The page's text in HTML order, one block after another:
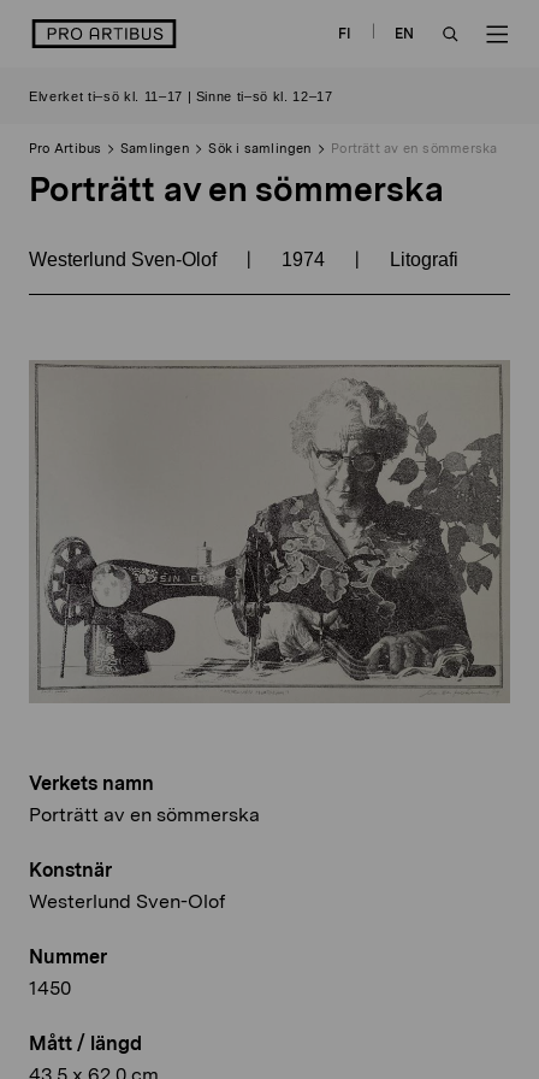
logo FI
EN
Elverket ti–sö kl. 11–17 | Sinne ti–sö kl. 12–17
Pro Artibus Samlingen Sök i samlingen Porträtt av en sömmerska
Porträtt av en sömmerska
Westerlund Sven-Olof | 1974 | Litografi
Verkets namn
Porträtt av en sömmerska
Konstnär
Westerlund Sven-Olof
Nummer
1450
Mått / längd